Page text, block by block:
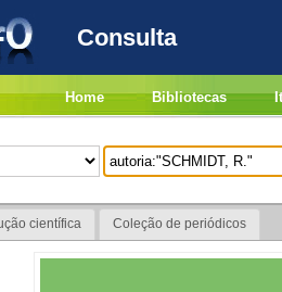
Consulta
Home Bibliotecas
científica Coleção de periódicos